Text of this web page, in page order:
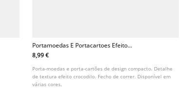
Portamoedas E Portacartoes Efeito
Crocodilo
8,99 €
Porta-moedas e porta-cartões de design compacto. Detalhe
de textura efeito crocodilo. Fecho de correr. Disponível em
várias cores.